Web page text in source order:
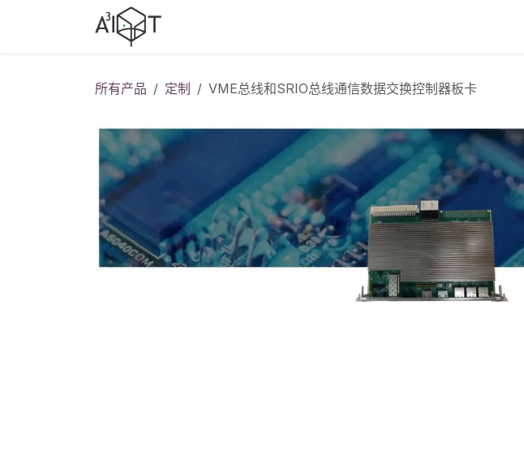
所有产品 定制 VME总线和SRIO总线通信数据交换控制器板卡